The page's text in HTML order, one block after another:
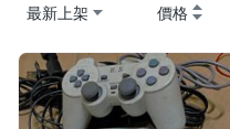
最新上架 價格